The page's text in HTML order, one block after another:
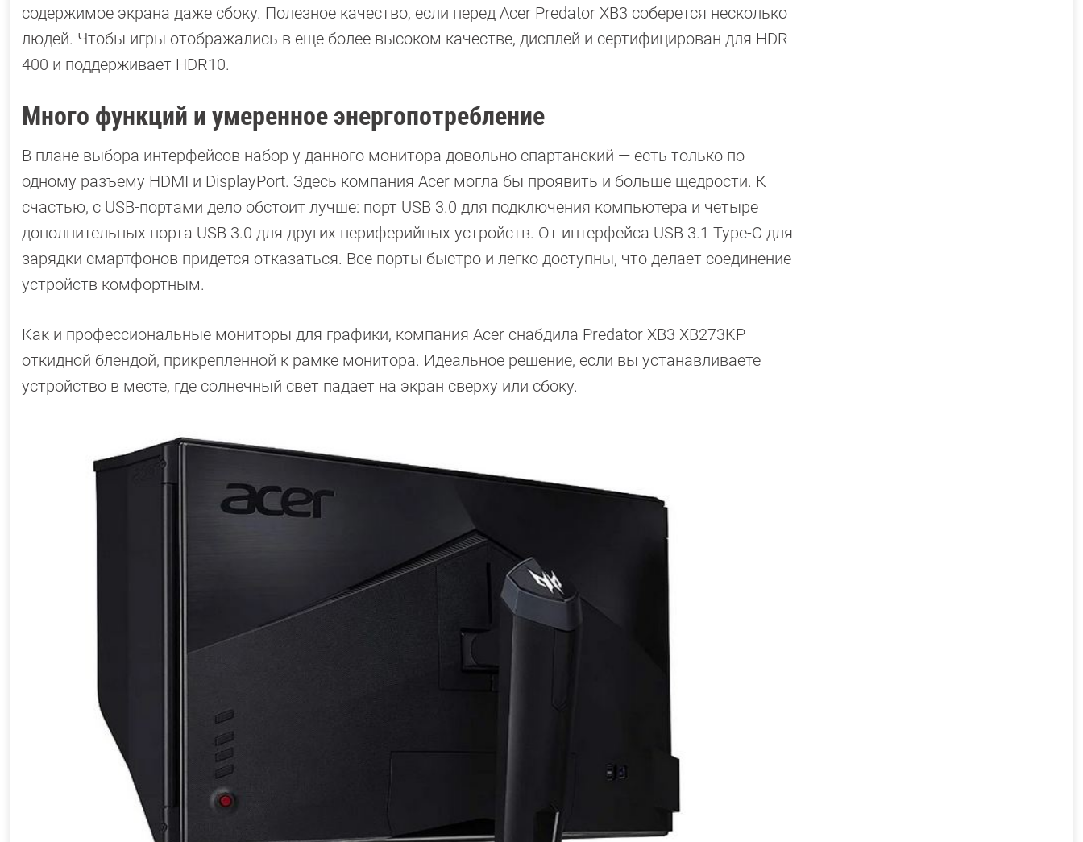
содержимое экрана даже сбоку. Полезное качество, если перед Acer Predator XB3 соберется несколько
людей. Чтобы игры отображались в еще более высоком качестве, дисплей и сертифицирован для HDR-
400 и поддерживает HDR10.
Много функций и умеренное энергопотребление
В плане выбора интерфейсов набор у данного монитора довольно спартанский — есть только по
одному разъему HDMI и DisplayPort. Здесь компания Acer могла бы проявить и больше щедрости. К
счастью, с USB-портами дело обстоит лучше: порт USB 3.0 для подключения компьютера и четыре
дополнительных порта USB 3.0 для других периферийных устройств. От интерфейса USB 3.1 Type-C для
зарядки смартфонов придется отказаться. Все порты быстро и легко доступны, что делает соединение
устройств комфортным.
Как и профессиональные мониторы для графики, компания Acer снабдила Predator XB3 XB273KP
откидной блендой, прикрепленной к рамке монитора. Идеальное решение, если вы устанавливаете
устройство в месте, где солнечный свет падает на экран сверху или сбоку.